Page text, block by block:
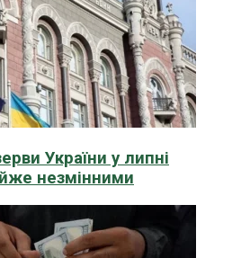
України у липні
незмінними